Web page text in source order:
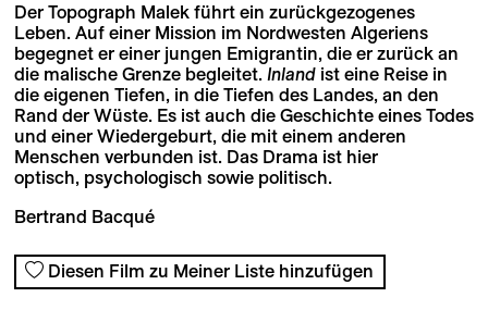
Der Topograph Malek führt ein zurückgezogenes
Leben. Auf einer Mission im Nordwesten Algeriens
begegnet er einer jungen Emigrantin, die er zurück an
die malische Grenze begleitet. Inland ist eine Reise in
die eigenen Tiefen, in die Tiefen des Landes, an den
Rand der Wüste. Es ist auch die Geschichte eines Todes
und einer Wiedergeburt, die mit einem anderen
Menschen verbunden ist. Das Drama ist hier
optisch, psychologisch sowie politisch.
Bertrand Bacqué
Diesen Film zu Meiner Liste hinzufügen